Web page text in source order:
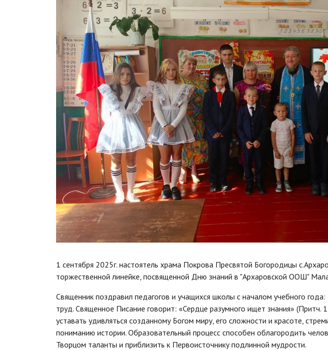
1 сентября 2025г. настоятель храма Покрова Пресвятой Богородицы
торжественной линейке, посвященной Дню знаний в "Архаровской ООШ"
Священник поздравил педагогов и учащихся школы с началом учебного
труд. Священное Писание говорит: «Сердце разумного ищет знания» (Притч.
уставать удивляться созданному Богом миру, его сложности и красоте,
пониманию истории. Образовательный процесс способен облагородить
Творцом таланты и приблизить к Первоисточнику подлинной мудрости.